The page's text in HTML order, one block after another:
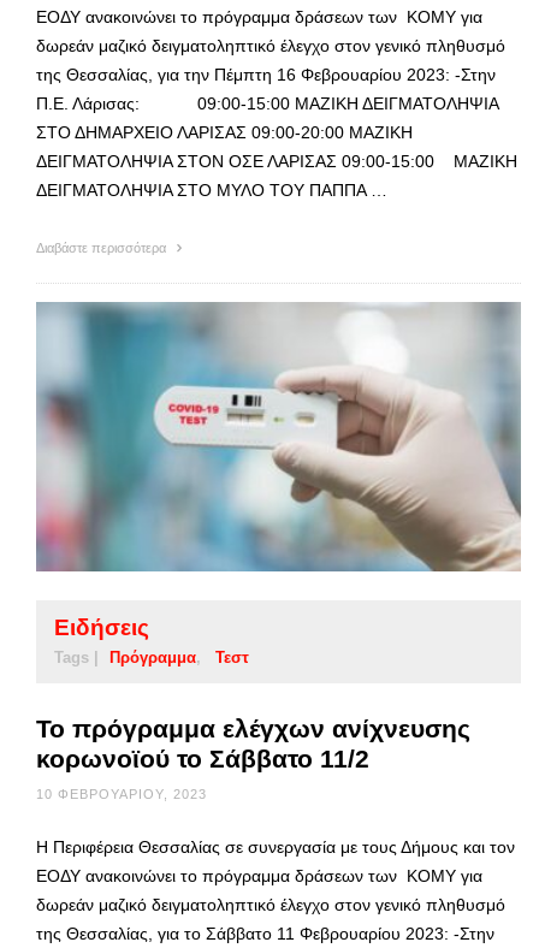
ΕΟΔΥ ανακοινώνει το πρόγραμμα δράσεων των ΚΟΜΥ για
δωρεάν μαζικό δειγματοληπτικό έλεγχο στον γενικό πληθυσμό
της Θεσσαλίας, για την Πέμπτη 16 Φεβρουαρίου 2023: -Στην
Π.Ε. Λάρισας: 09:00-15:00 ΜΑΖΙΚΗ ΔΕΙΓΜΑΤΟΛΗΨΙΑ
ΣΤΟ ΔΗΜΑΡΧΕΙΟ ΛΑΡΙΣΑΣ 09:00-20:00 ΜΑΖΙΚΗ
ΔΕΙΓΜΑΤΟΛΗΨΙΑ ΣΤΟΝ ΟΣΕ ΛΑΡΙΣΑΣ 09:00-15:00 ΜΑΖΙΚΗ
ΔΕΙΓΜΑΤΟΛΗΨΙΑ ΣΤΟ ΜΥΛΟ ΤΟΥ ΠΑΠΠΑ …
Διαβάστε περισσότερα
Ειδήσεις
Tags | Πρόγραμμα Τεστ
Το πρόγραμμα ελέγχων ανίχνευσης
κορωνοϊού το Σάββατο 11/2
10 ΦΕΒΡΟΥΑΡΊΟΥ, 2023
Η Περιφέρεια Θεσσαλίας σε συνεργασία με τους Δήμους και τον
ΕΟΔΥ ανακοινώνει το πρόγραμμα δράσεων των ΚΟΜΥ για
δωρεάν μαζικό δειγματοληπτικό έλεγχο στον γενικό πληθυσμό
της Θεσσαλίας, για το Σάββατο 11 Φεβρουαρίου 2023: -Στην